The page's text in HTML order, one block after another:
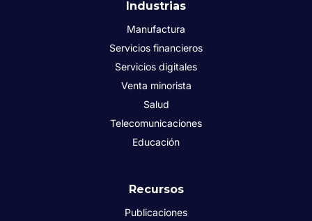
Industrias
Manufactura
Servicios financieros
Servicios digitales
Venta minorista
Salud
Telecomunicaciones
Educación
Recursos
Publicaciones